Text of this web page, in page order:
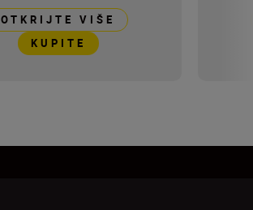
OTKRIJTE VIŠE
KUPITE